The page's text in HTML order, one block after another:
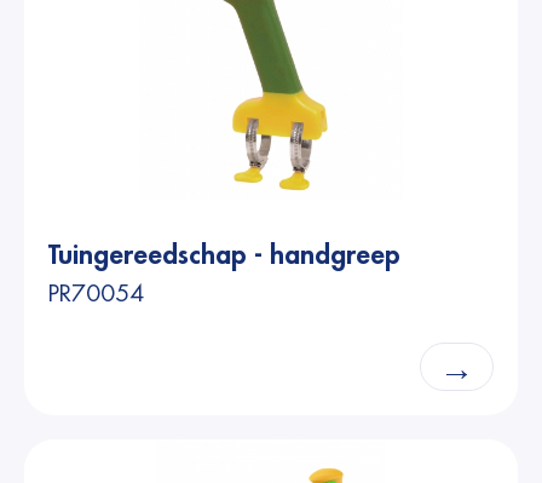
Tuingereedschap - handgreep
PR70054
→